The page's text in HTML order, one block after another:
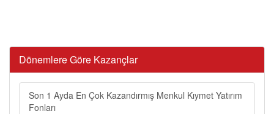
Dönemlere Göre Kazançlar
Son 1 Ayda En Çok Kazandırmış Menkul Kıymet Yatırım
Fonları